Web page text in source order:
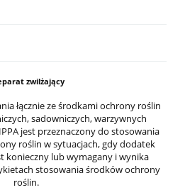
zwilżający
łącznie ze środkami ochrony roślin
sadowniczych, warzywnych
jest przeznaczony do stosowania
roślin w sytuacjach, gdy dodatek
konieczny lub wymagany i wynika
stosowania środków ochrony
roślin.